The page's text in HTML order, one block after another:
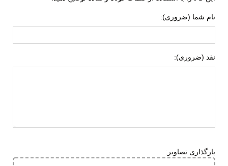
لاستیک هامتو
ویژگی های زیره
انعطاف پذیر
سبک و راحت
نام شما (ضروری):
نقد (ضروری):
بارگذاری تصاویر: